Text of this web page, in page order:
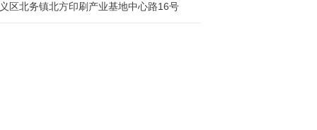
区北务镇北方印刷产业基地中心路16号